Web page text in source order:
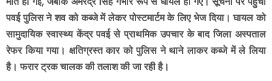
पवई पुलिस ने शव को कब्जे में लेकर पोस्टमार्टम के लिए भेज दिया। घायल को
सामुदायिक स्वास्थ्य केंद्र पवई से प्राथमिक उपचार के बाद जिला अस्पताल
रेफर किया गया। क्षतिग्रस्त कार को पुलिस ने थाने लाकर कब्जे में ले लिया
है। फरार ट्रक चालक की तलाश की जा रही है।